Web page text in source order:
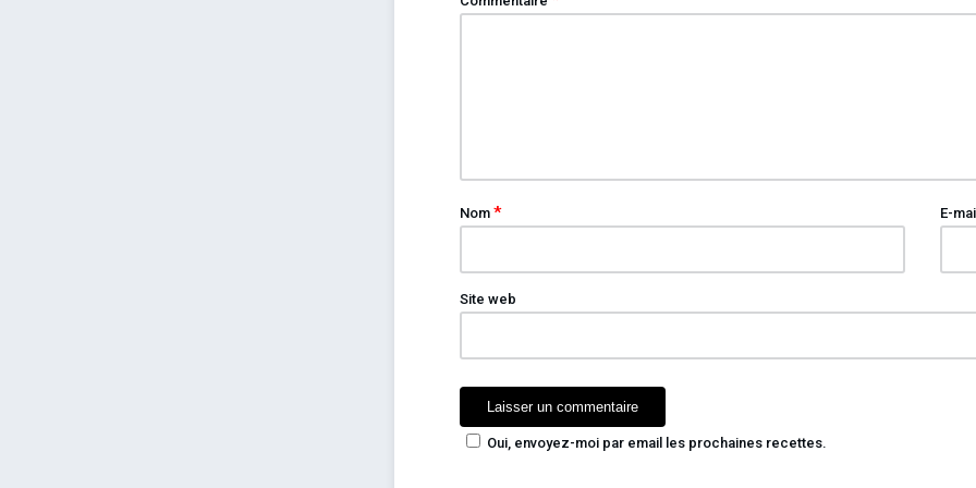
Nom * E-
Site web
Oui, envoyez-moi par email les prochaines recettes.